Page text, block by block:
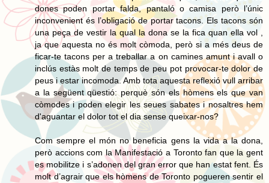
dones poden portar falda, pantaló o camisa però l’únic
inconvenient és l’obligació de portar tacons. Els tacons són
una peça de vestir la qual la dona se la fica quan ella vol ,
ja que aquesta no és molt còmoda, però si a més deus de
ficar-te tacons per a treballar a on camines amunt i avall o
inclús estàs molt de temps de peu pot provocar-te dolor de
peus i estar incomoda. Amb tota aquesta reflexió vull arribar
a la següent qüestió: perquè són els hòmens els que van
còmodes i poden elegir les seues sabates i nosaltres hem
d'aguantar el dolor tot el dia sense queixar-nos?
Com sempre el món no beneficia gens la vida a la dona,
però accions com la Manifestació a Toronto fan que la gent
es mobilitze i s’adonen del gran error que han estat fent. És
molt d’agrair que els hòmens de Toronto pogueren sentir el